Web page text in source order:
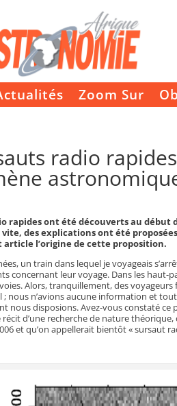
Zoom Sur
radio
rapides ont été découverts au début
vite, des explications ont été
article l’origine de cette proposition.
un train dans lequel je voyageais
concernant leur voyage. Dans les
Alors, tranquillement, des
; nous n’avions aucune information et
nous disposions. Avez-vous constaté ce
récit d’une recherche de nature
et qu’on appellerait bientôt « sursaut